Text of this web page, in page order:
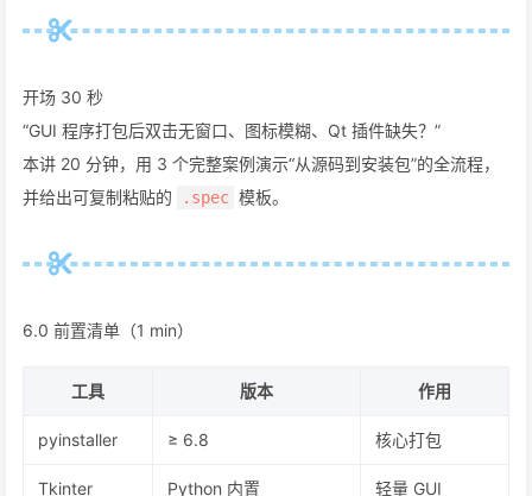
开场 30 秒
“GUI 程序打包后双击无窗口、图标模糊、Qt 插件缺失？”
本讲 20 分钟，用 3 个完整案例演示“从源码到安装包”的全流程，
并给出可复制粘贴的
.spec 模板。
6.0 前置清单（1 min）
工具 版本 作用
pyinstaller ≥ 6.8 核心打包
Tkinter Python 内置 轻量 GUI